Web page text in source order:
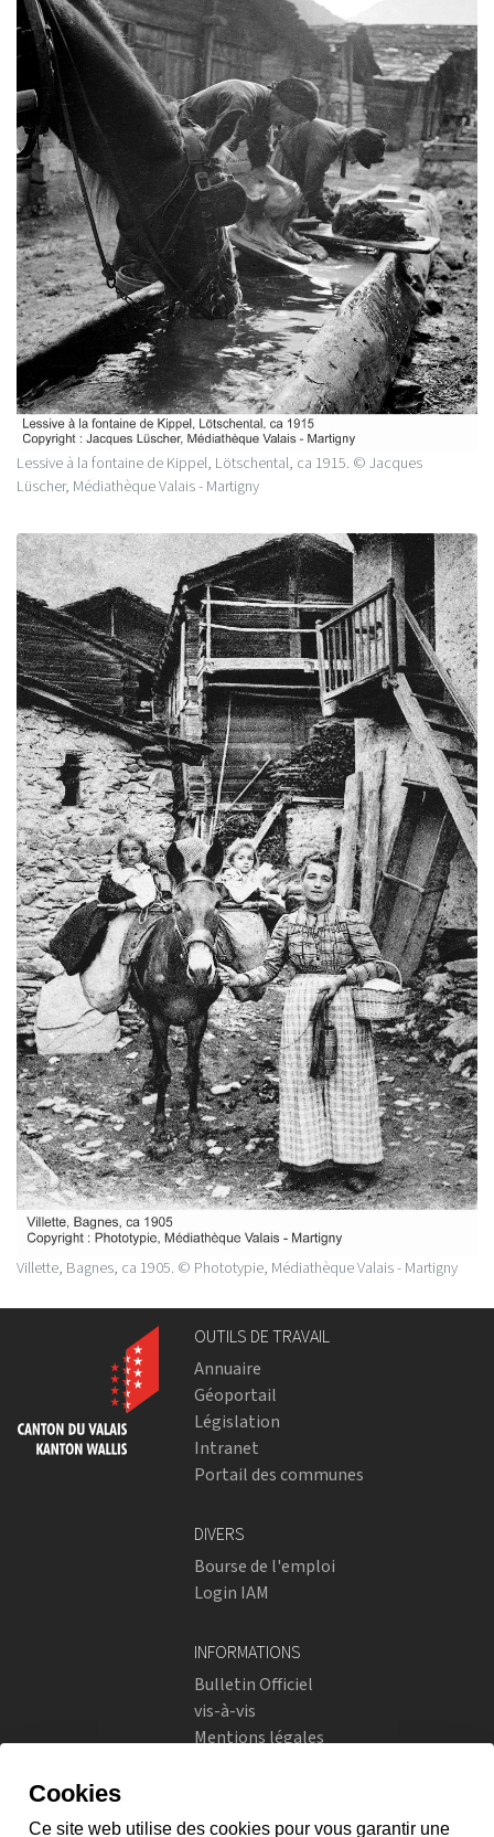
Lessive à la fontaine de Kippel, Lötschental, ca 1915. © Jacques
Lüscher, Médiathèque Valais - Martigny
Villette, Bagnes, ca 1905. © Phototypie, Médiathèque Valais - Martigny
OUTILS DE TRAVAIL
Annuaire
Géoportail
Législation
Intranet
Portail des communes
DIVERS
Bourse de l'emploi
Login IAM
INFORMATIONS
Bulletin Officiel
vis-à-vis
Mentions légales